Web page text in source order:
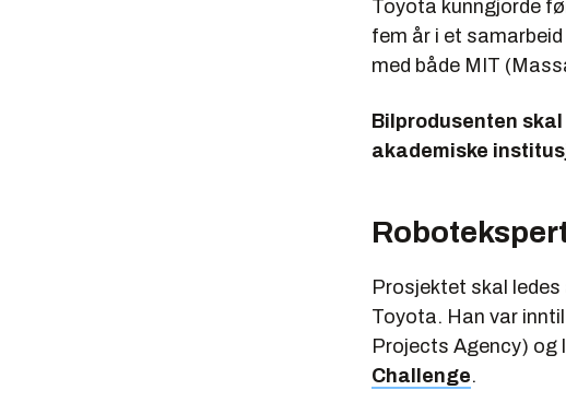
Toyota kunngjorde
fem år i et
med både MIT
Bilprodusenten
akademiske
Prosjektet skal
Toyota. Han var
Projects Agency) og
Challenge.